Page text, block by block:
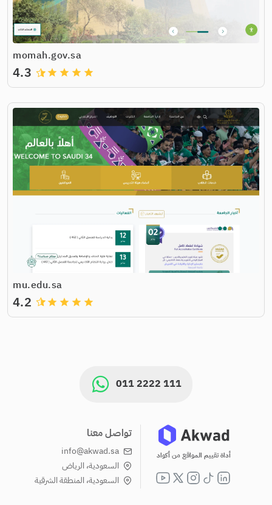
momah.gov.sa
grade
grade
grade
grade
4.3
mu.edu.sa
grade
grade
grade
grade
4.2
011 2222 111
أداة تقييم المواقع من أكواد
تواصل معنا
info@akwad.sa
السعودية، الرياض
السعودية، المنطقة الشرقية